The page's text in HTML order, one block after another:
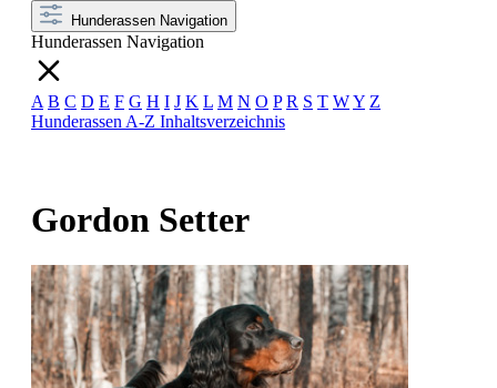
Hunderassen Navigation
Hunderassen Navigation
A B C D E F G H I J K L M N O P R S T WY Z
Hunderassen A-Z Inhaltsverzeichnis
Gordon Setter